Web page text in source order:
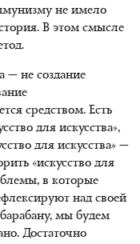
не имело
В этом смысле
— не создание
средством. Есть
для искусства»,
для искусства» —
«искусство для
в которые
над своей
мы будем
Достаточно